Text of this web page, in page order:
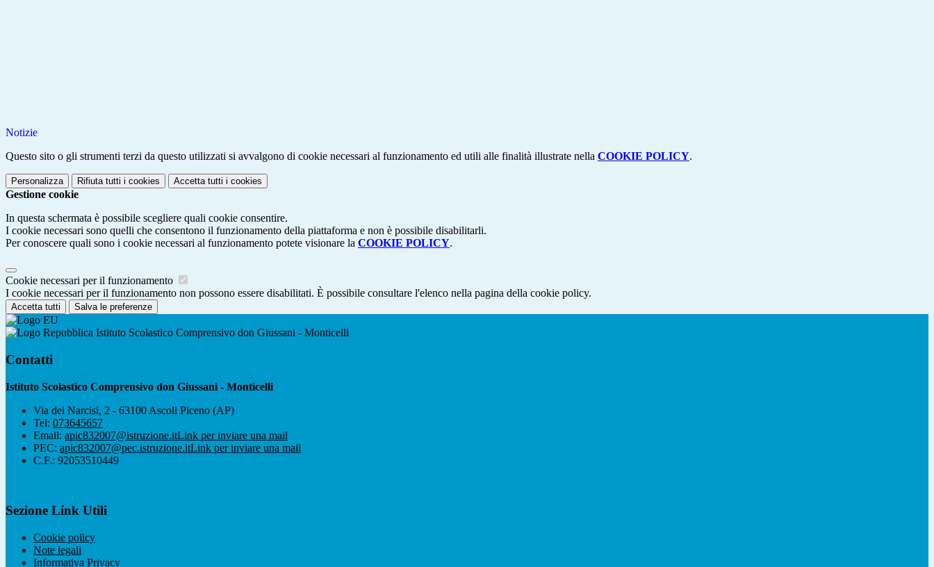
Notizie
Questo sito o gli strumenti terzi da questo utilizzati si avvalgono di cookie necessari al funzionamento ed utili alle finalità illustrate nella COOKIE POLICY.
Personalizza Rifiuta tutti i cookies Accetta tutti i cookies
Gestione cookie
In questa schermata è possibile scegliere quali cookie consentire.
I cookie necessari sono quelli che consentono il funzionamento della piattaforma e non è possibile disabilitarli.
Per conoscere quali sono i cookie necessari al funzionamento potete visionare la COOKIE POLICY.
Cookie necessari per il funzionamento
I cookie necessari per il funzionamento non possono essere disabilitati. È possibile consultare l'elenco nella pagina della cookie policy.
Accetta tutti Salva le preferenze
Istituto Scolastico Comprensivo don Giussani - Monticelli
Contatti
Istituto Scolastico Comprensivo don Giussani - Monticelli
Via dei Narcisi, 2 - 63100 Ascoli Piceno (AP)
Tel: 073645657
Email: apic832007@istruzione.itLink per inviare una mail
PEC: apic832007@pec.istruzione.itLink per inviare una mail
C.F.: 92053510449
Sezione Link Utili
Cookie policy
Note legali
Informativa Privacy